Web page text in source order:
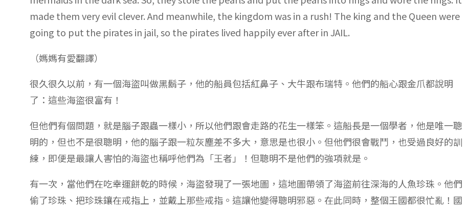
made them very evil clever. And meanwhile, the kingdom was in a rush! The king and the Queen were
going to put the pirates in jail, so the pirates lived happily ever after in JAIL.
（媽媽有愛翻譯）
很久很久以前，有一個海盜叫做黑鬍子，他的船員包括紅鼻子、大牛跟布瑞特。他們的船心跟金爪都說明
了：這些海盜很富有！
但他們有個問題，就是腦子跟蟲一樣小，所以他們跟會走路的花生一樣笨。這船長是一個學者，他是唯一聰
明的，但也不是很聰明，他的腦子跟一粒灰塵差不多大，意思是也很小。但他們很會戰鬥，也受過良好的訓
練，即便是最讓人害怕的海盜也稱呼他們為「王者」！但聰明不是他們的強項就是。
有一次，當他們在吃幸運餅乾的時候，海盜發現了一張地圖，這地圖帶領了海盜前往深海的人魚珍珠。他們
偷了珍珠、把珍珠鑲在戒指上，並戴上那些戒指。這讓他變得聰明邪惡。在此同時，整個王國都很忙亂！國